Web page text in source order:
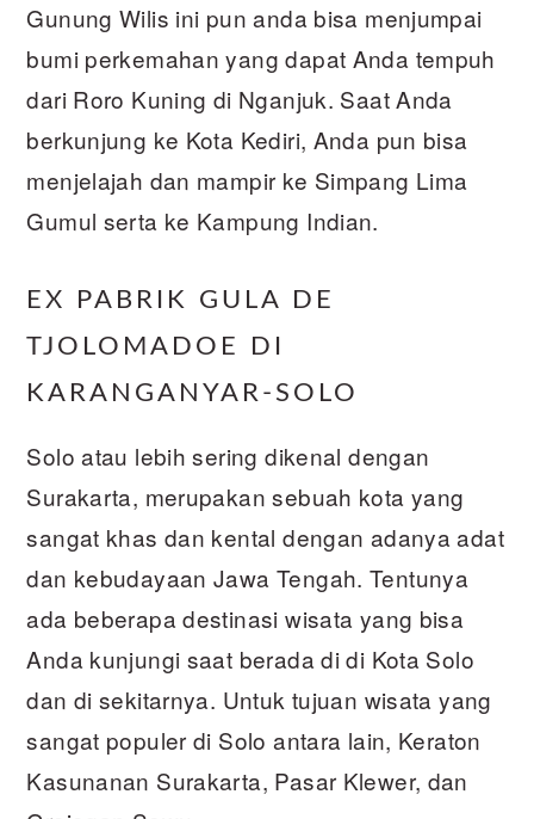
Gunung Wilis ini pun anda bisa menjumpai
bumi perkemahan yang dapat Anda tempuh
dari Roro Kuning di Nganjuk. Saat Anda
berkunjung ke Kota Kediri, Anda pun bisa
menjelajah dan mampir ke Simpang Lima
Gumul serta ke Kampung Indian.
EX PABRIK GULA DE
TJOLOMADOE DI
KARANGANYAR-SOLO
Solo atau lebih sering dikenal dengan
Surakarta, merupakan sebuah kota yang
sangat khas dan kental dengan adanya adat
dan kebudayaan Jawa Tengah. Tentunya
ada beberapa destinasi wisata yang bisa
Anda kunjungi saat berada di di Kota Solo
dan di sekitarnya. Untuk tujuan wisata yang
sangat populer di Solo antara lain, Keraton
Kasunanan Surakarta, Pasar Klewer, dan